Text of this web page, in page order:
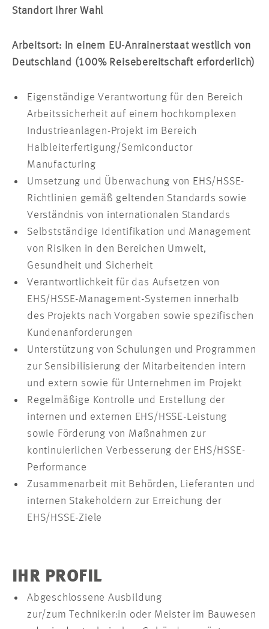
Standort Ihrer Wahl
Arbeitsort: in einem EU-Anrainerstaat westlich von
Deutschland (100% Reisebereitschaft erforderlich)
Eigenständige Verantwortung für den Bereich
Arbeitssicherheit auf einem hochkomplexen
Industrieanlagen-Projekt im Bereich
Halbleiterfertigung/Semiconductor
Manufacturing
Umsetzung und Überwachung von EHS/HSSE-
Richtlinien gemäß geltenden Standards sowie
Verständnis von internationalen Standards
Selbstständige Identifikation und Management
von Risiken in den Bereichen Umwelt,
Gesundheit und Sicherheit
Verantwortlichkeit für das Aufsetzen von
EHS/HSSE-Management-Systemen innerhalb
des Projekts nach Vorgaben sowie spezifischen
Kundenanforderungen
Unterstützung von Schulungen und Programmen
zur Sensibilisierung der Mitarbeitenden intern
und extern sowie für Unternehmen im Projekt
Regelmäßige Kontrolle und Erstellung der
internen und externen EHS/HSSE-Leistung
sowie Förderung von Maßnahmen zur
kontinuierlichen Verbesserung der EHS/HSSE-
Performance
Zusammenarbeit mit Behörden, Lieferanten und
internen Stakeholdern zur Erreichung der
EHS/HSSE-Ziele
IHR PROFIL
Abgeschlossene Ausbildung
zur/zum Techniker:in oder Meister im Bauwesen